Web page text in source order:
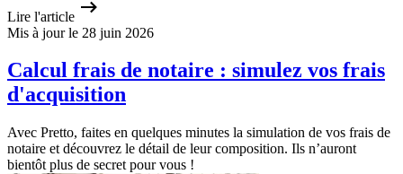
Lire l'article
Mis à jour le 28 juin 2026
Calcul frais de notaire : simulez vos frais
d'acquisition
Avec Pretto, faites en quelques minutes la simulation de vos frais de
notaire et découvrez le détail de leur composition. Ils n’auront
bientôt plus de secret pour vous !